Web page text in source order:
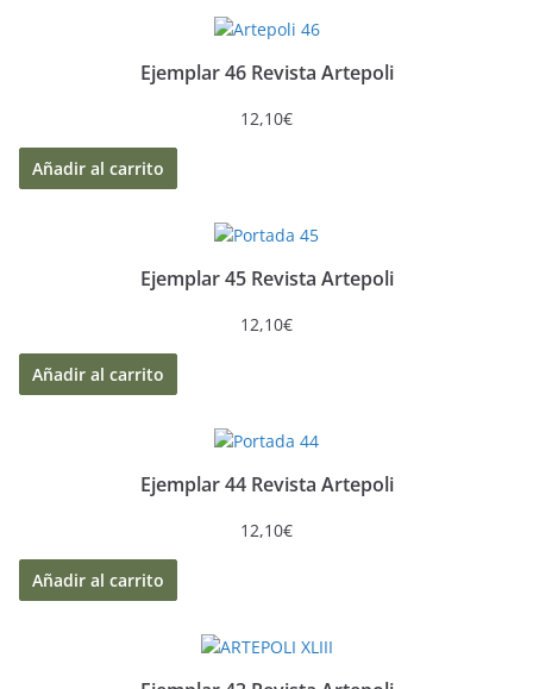
Ejemplar 46 Revista Artepoli
12,10€
Añadir al carrito
Ejemplar 45 Revista Artepoli
12,10€
Añadir al carrito
Ejemplar 44 Revista Artepoli
12,10€
Añadir al carrito